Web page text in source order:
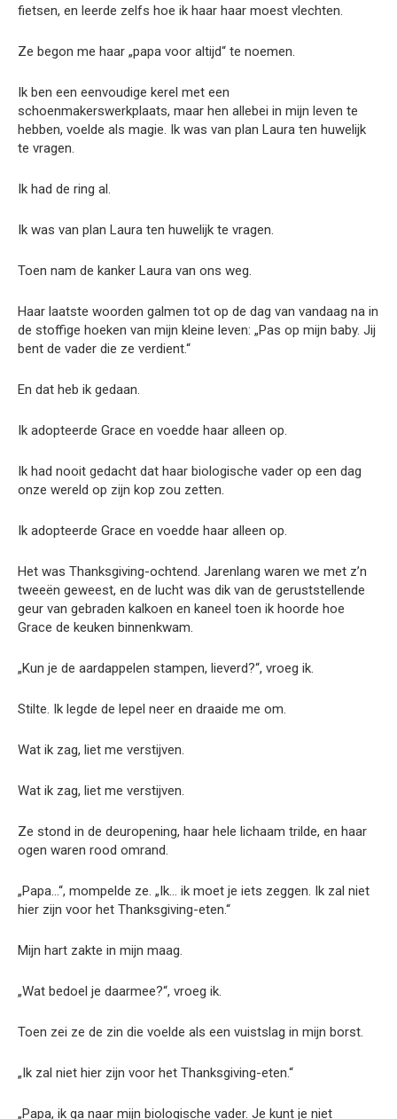
fietsen, en leerde zelfs hoe ik haar haar moest vlechten.
Ze begon me haar „papa voor altijd“ te noemen.
Ik ben een eenvoudige kerel met een
schoenmakerswerkplaats, maar hen allebei in mijn leven te
hebben, voelde als magie. Ik was van plan Laura ten huwelijk
te vragen.
Ik had de ring al.
Ik was van plan Laura ten huwelijk te vragen.
Toen nam de kanker Laura van ons weg.
Haar laatste woorden galmen tot op de dag van vandaag na in
de stoffige hoeken van mijn kleine leven: „Pas op mijn baby. Jij
bent de vader die ze verdient.“
En dat heb ik gedaan.
Ik adopteerde Grace en voedde haar alleen op.
Ik had nooit gedacht dat haar biologische vader op een dag
onze wereld op zijn kop zou zetten.
Ik adopteerde Grace en voedde haar alleen op.
Het was Thanksgiving-ochtend. Jarenlang waren we met z’n
tweeën geweest, en de lucht was dik van de geruststellende
geur van gebraden kalkoen en kaneel toen ik hoorde hoe
Grace de keuken binnenkwam.
„Kun je de aardappelen stampen, lieverd?“, vroeg ik.
Stilte. Ik legde de lepel neer en draaide me om.
Wat ik zag, liet me verstijven.
Wat ik zag, liet me verstijven.
Ze stond in de deuropening, haar hele lichaam trilde, en haar
ogen waren rood omrand.
„Papa…“, mompelde ze. „Ik… ik moet je iets zeggen. Ik zal niet
hier zijn voor het Thanksgiving-eten.“
Mijn hart zakte in mijn maag.
„Wat bedoel je daarmee?“, vroeg ik.
Toen zei ze de zin die voelde als een vuistslag in mijn borst.
„Ik zal niet hier zijn voor het Thanksgiving-eten.“
„Papa, ik ga naar mijn biologische vader. Je kunt je niet